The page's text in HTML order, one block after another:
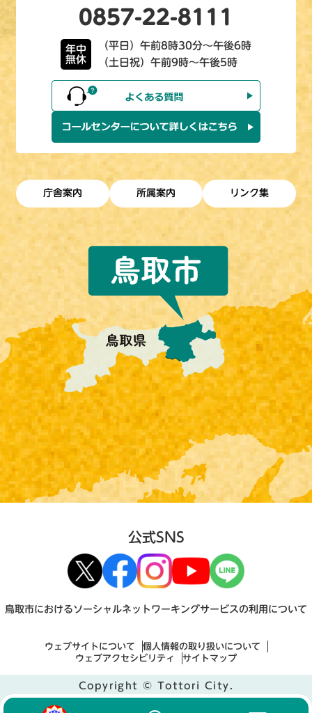
0857-22-8111
年中
無休
（平日）午前8時30分～午後6時
（土日祝）午前9時～午後5時
庁舎案内 所属案内 リンク集
公式SNS
鳥取市におけるソーシャルネットワーキングサービスの利用について
ウェブサイトについて
個人情報の取り扱いについて
ウェブアクセシビリティ
サイトマップ
Copyright © Tottori City.